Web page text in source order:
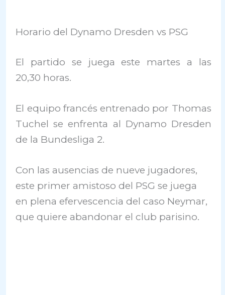
Horario del Dynamo Dresden vs PSG
El partido se juega este martes a las
20,30 horas.
El equipo francés entrenado por Thomas
Tuchel se enfrenta al Dynamo Dresden
de la Bundesliga 2.
Con las ausencias de nueve jugadores,
este primer amistoso del PSG se juega
en plena efervescencia del caso Neymar,
que quiere abandonar el club parisino.